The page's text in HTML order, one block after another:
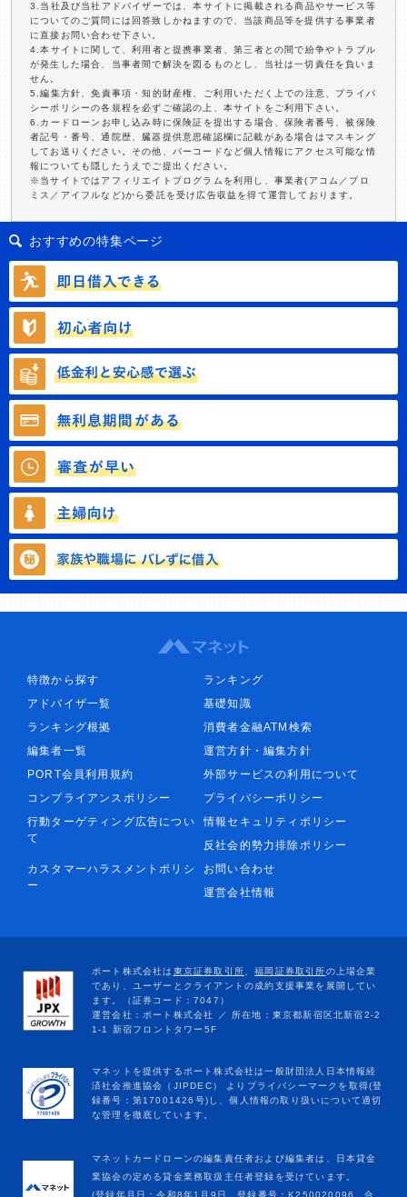
3.当社及び当社アドバイザーでは、本サイトに掲載される商品やサービス等
についてのご質問には回答致しかねますので、当該商品等を提供する事業者
に直接お問い合わせ下さい。
4.本サイトに関して、利用者と提携事業者、第三者との間で紛争やトラブル
が発生した場合、当事者間で解決を図るものとし、当社は一切責任を負いま
せん。
5.編集方針、免責事項・知的財産権、ご利用いただく上での注意、プライバ
シーポリシーの各規程を必ずご確認の上、本サイトをご利用下さい。
6.カードローンお申し込み時に保険証を提出する場合、保険者番号、被保険
者記号・番号、通院歴、臓器提供意思確認欄に記載がある場合はマスキング
してお送りください。その他、バーコードなど個人情報にアクセス可能な情
報についても隠したうえでご提出ください。
※当サイトではアフィリエイトプログラムを利用し、事業者(アコム／プロ
ミス／アイフルなど)から委託を受け広告収益を得て運営しております。
おすすめの特集ページ
特徴から探す
ランキング
アドバイザ一覧
基礎知識
ランキング根拠
消費者金融ATM検索
編集者一覧
運営方針・編集方針
PORT会員利用規約
外部サービスの利用について
コンプライアンスポリシー
プライバシーポリシー
行動ターゲティング広告につい
て
情報セキュリティポリシー
反社会的勢力排除ポリシー
カスタマーハラスメントポリシ
ー
お問い合わせ
運営会社情報
マネットカードローンの編集責任者および編集者は、日本貸金
業協会の定める貸金業務取扱主任者登録を受けています。
(登録年月日：令和8年1月9日、登録番号：K250020096、合